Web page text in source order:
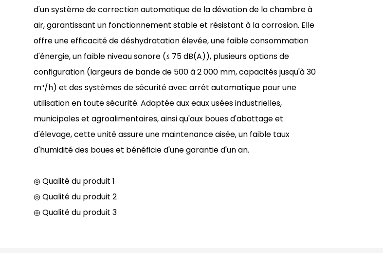
d'un système de correction automatique de la déviation de la chambre à
air, garantissant un fonctionnement stable et résistant à la corrosion. Elle
offre une efficacité de déshydratation élevée, une faible consommation
d'énergie, un faible niveau sonore (≤ 75 dB(A)), plusieurs options de
configuration (largeurs de bande de 500 à 2 000 mm, capacités jusqu'à 30
m³/h) et des systèmes de sécurité avec arrêt automatique pour une
utilisation en toute sécurité. Adaptée aux eaux usées industrielles,
municipales et agroalimentaires, ainsi qu'aux boues d'abattage et
d'élevage, cette unité assure une maintenance aisée, un faible taux
d'humidité des boues et bénéficie d'une garantie d'un an.
◎ Qualité du produit 1
◎ Qualité du produit 2
◎ Qualité du produit 3